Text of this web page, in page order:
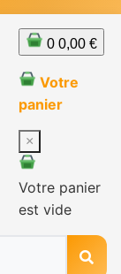
0 0,00 €
Votre
panier
×
Votre panier
est vide